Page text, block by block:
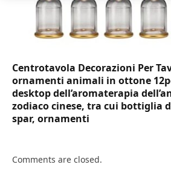
Centrotavola Decorazioni Per
ornamenti animali in ottone
desktop dell’aromaterapia
zodiaco cinese, tra cui bottiglia
spar, ornamenti
Comments are closed.